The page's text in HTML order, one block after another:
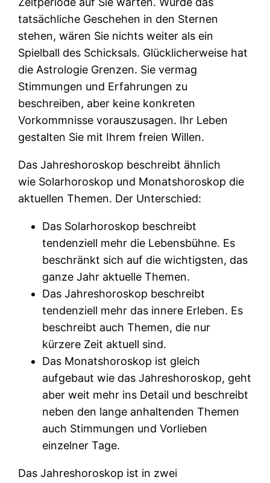
tatsächliche Geschehen in den Sternen
stehen, wären Sie nichts weiter als ein
Spielball des Schicksals. Glücklicherweise hat
die Astrologie Grenzen. Sie vermag
Stimmungen und Erfahrungen zu
beschreiben, aber keine konkreten
Vorkommnisse vorauszusagen. Ihr Leben
gestalten Sie mit Ihrem freien Willen.
Das Jahreshoroskop beschreibt ähnlich
wie Solarhoroskop und Monatshoroskop die
aktuellen Themen. Der Unterschied:
Das Solarhoroskop beschreibt
tendenziell mehr die Lebensbühne. Es
beschränkt sich auf die wichtigsten, das
ganze Jahr aktuelle Themen.
Das Jahreshoroskop beschreibt
tendenziell mehr das innere Erleben. Es
beschreibt auch Themen, die nur
kürzere Zeit aktuell sind.
Das Monatshoroskop ist gleich
aufgebaut wie das Jahreshoroskop, geht
aber weit mehr ins Detail und beschreibt
neben den lange anhaltenden Themen
auch Stimmungen und Vorlieben
einzelner Tage.
Das Jahreshoroskop ist in zwei